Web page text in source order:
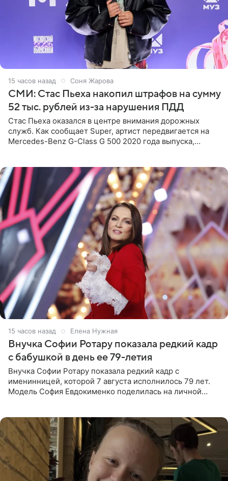
15 часов назад Соня Жарова
СМИ: Стас Пьеха накопил штрафов на сумму
52 тыс. рублей из-за нарушения ПДД
Стас Пьеха оказался в центре внимания дорожных
служб. Как сообщает Super, артист передвигается на
Mercedes-Benz G-Class G 500 2020 года выпуска,
15 часов назад Елена Нужная
Внучка Софии Ротару показала редкий кадр
с бабушкой в день ее 79-летия
Внучка Софии Ротару показала редкий кадр с
именинницей, которой 7 августа исполнилось 79 лет.
Модель София Евдокименко поделилась на личной